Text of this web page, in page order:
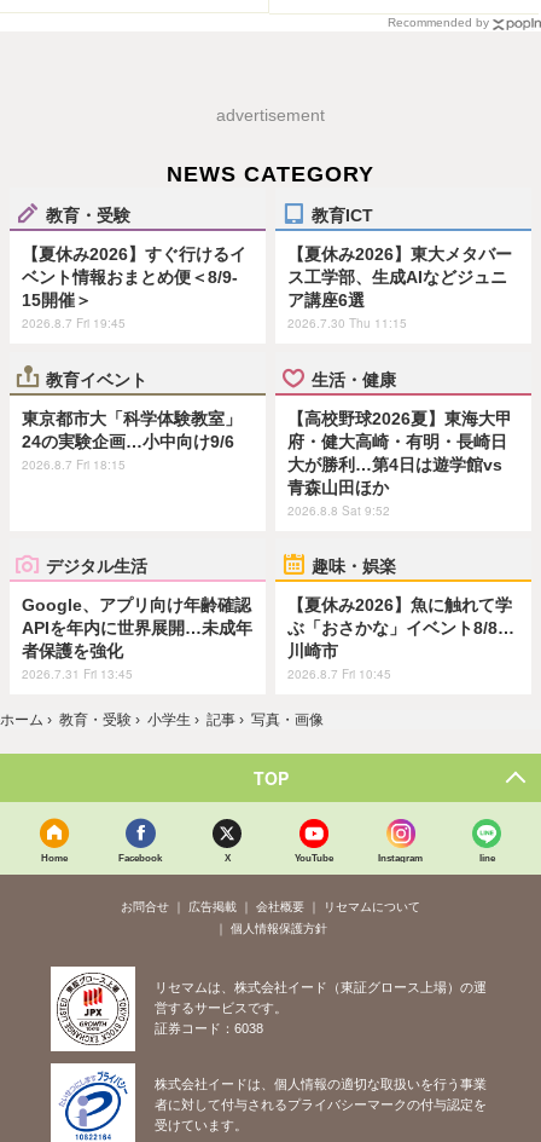
Recommended by
advertisement
NEWS CATEGORY
教育・受験
【夏休み2026】すぐ行けるイ
ベント情報おまとめ便＜8/9-
15開催＞
2026.8.7 Fri 19:45
教育ICT
【夏休み2026】東大メタバー
ス工学部、生成AIなどジュニ
ア講座6選
2026.7.30 Thu 11:15
教育イベント
東京都市大「科学体験教室」
24の実験企画…小中向け9/6
2026.8.7 Fri 18:15
生活・健康
【高校野球2026夏】東海大甲
府・健大高崎・有明・長崎日
大が勝利…第4日は遊学館vs
青森山田ほか
2026.8.8 Sat 9:52
デジタル生活
Google、アプリ向け年齢確認
APIを年内に世界展開…未成年
者保護を強化
2026.7.31 Fri 13:45
趣味・娯楽
【夏休み2026】魚に触れて学
ぶ「おさかな」イベント8/8…
川崎市
2026.8.7 Fri 10:45
ホーム › 教育・受験 › 小学生 › 記事 › 写真・画像
TOP
Home Facebook X YouTube Instagram line
お問合せ 広告掲載 会社概要
リセマムについて
個人情報保護方針
リセマムは、株式会社イード（東証グロース上場）の運
営するサービスです。
証券コード：6038
株式会社イードは、個人情報の適切な取扱いを行う事業
者に対して付与されるプライバシーマークの付与認定を
受けています。